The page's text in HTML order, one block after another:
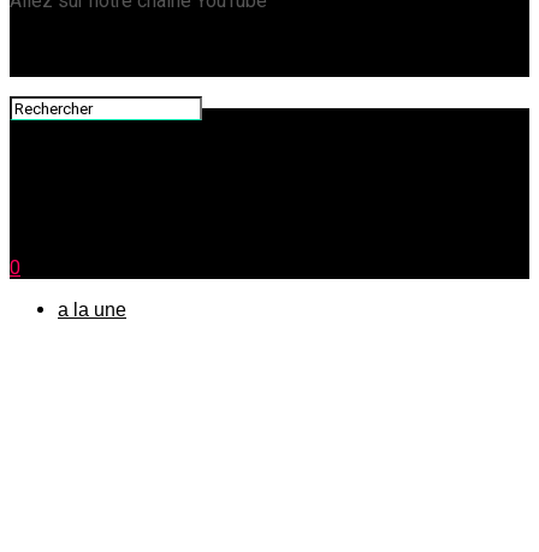
0
a la une